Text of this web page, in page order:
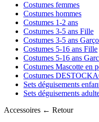
Costumes femmes
Costumes hommes
Costumes 1-2 ans
Costumes 3-5 ans Fille
Costumes 3-5 ans
Costumes 5-16 ans Fille
Costumes 5-16 ans
Costumes Mascotte en
Costumes
Sets déguisements
Sets déguisements
Accessoires ← Retour